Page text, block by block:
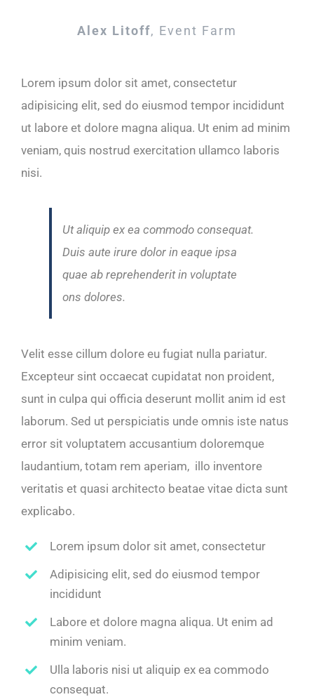
Alex Litoff, Event Farm
Lorem ipsum dolor sit amet, consectetur
adipisicing elit, sed do eiusmod tempor incididunt
ut labore et dolore magna aliqua. Ut enim ad minim
veniam, quis nostrud exercitation ullamco laboris
nisi.
Ut aliquip ex ea commodo consequat.
Duis aute irure dolor in eaque ipsa
quae ab reprehenderit in voluptate
ons dolores.
Velit esse cillum dolore eu fugiat nulla pariatur.
Excepteur sint occaecat cupidatat non proident,
sunt in culpa qui officia deserunt mollit anim id est
laborum. Sed ut perspiciatis unde omnis iste natus
error sit voluptatem accusantium doloremque
laudantium, totam rem aperiam, illo inventore
veritatis et quasi architecto beatae vitae dicta sunt
explicabo.
Lorem ipsum dolor sit amet, consectetur
Adipisicing elit, sed do eiusmod tempor
incididunt
Labore et dolore magna aliqua. Ut enim ad
minim veniam.
Ulla laboris nisi ut aliquip ex ea commodo
consequat.